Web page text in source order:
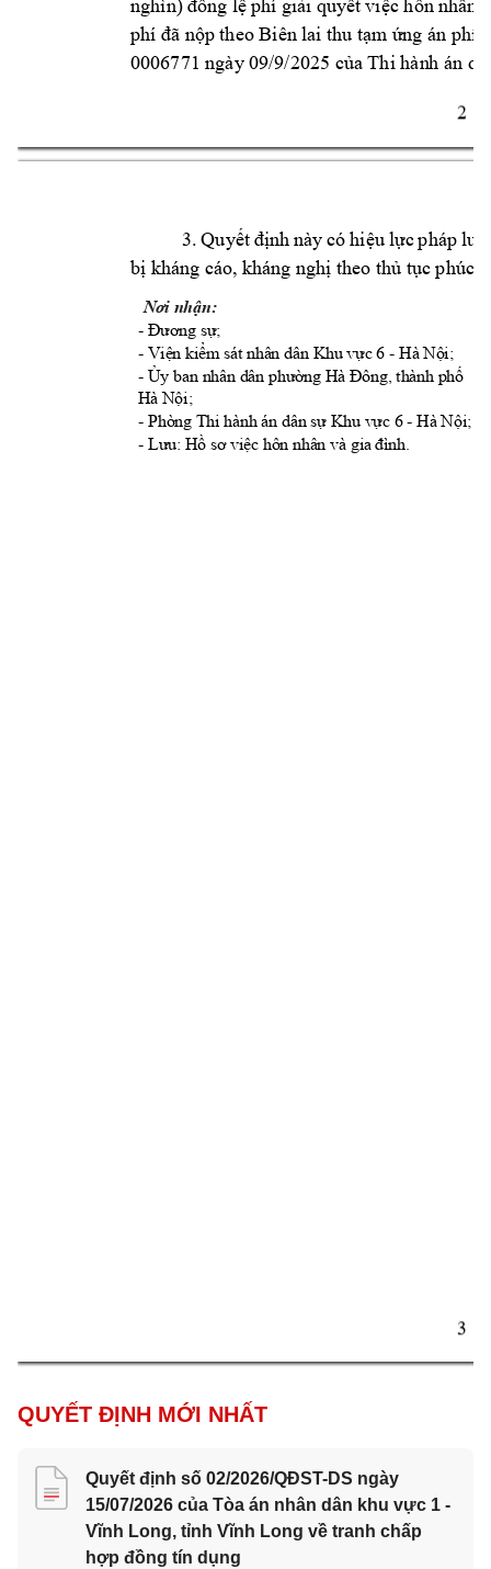
2
đồ ệ ả ế ệc hôn nhân
phí đã nộp theo Biên lai thu tạm ứng án phí,
0006771 ngày 09/9/2025 của Thi hành án
3
3. Quyết định này có hiệu lực pháp
bị kháng cáo, kháng nghị theo thủ tục phúc
Nơi nhận:
- Đương sự;
- Viện kiểm sát nhân dân Khu vực 6 - Hà Nội;
- Ủy ban nhân dân phường Hà Đông, thành phố
Hà Nội;
- Phòng Thi hành án dân sự Khu vực 6 - Hà Nội;
- Lưu: Hồ sơ việc hôn nhân và gia đình.
QUYẾT ĐỊNH MỚI NHẤT
Quyết định số 02/2026/QĐST-DS ngày
15/07/2026 của Tòa án nhân dân khu vực 1 -
Vĩnh Long, tỉnh Vĩnh Long về tranh chấp
hợp đồng tín dụng